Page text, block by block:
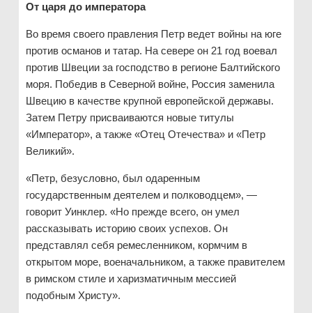
От царя до императора
Во время своего правления Петр ведет войны на юге
против османов и татар. На севере он 21 год воевал
против Швеции за господство в регионе Балтийского
моря. Победив в Северной войне, Россия заменила
Швецию в качестве крупной европейской державы.
Затем Петру присваиваются новые титулы
«Император», а также «Отец Отечества» и «Петр
Великий».
«Петр, безусловно, был одаренным
государственным деятелем и полководцем», —
говорит Уинклер. «Но прежде всего, он умел
рассказывать историю своих успехов. Он
представлял себя ремесленником, кормчим в
открытом море, военачальником, а также правителем
в римском стиле и харизматичным мессией
подобным Христу».